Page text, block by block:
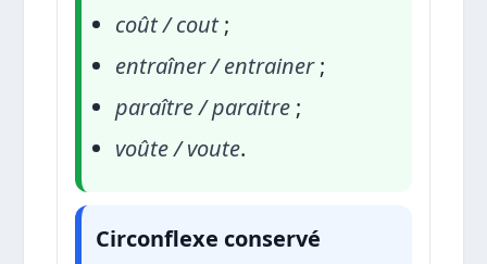
coût / cout;
entraîner / entrainer;
paraître / paraitre ;
voûte / voute.
Circonflexe conservé